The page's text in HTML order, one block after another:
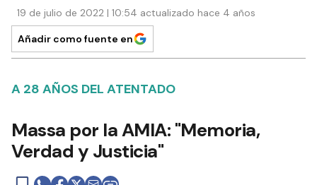
19 de julio de 2022 | 10:54 actualizado hace 4 años
Añadir como fuente en
A 28 AÑOS DEL ATENTADO
Massa por la AMIA: "Memoria,
Verdad y Justicia"